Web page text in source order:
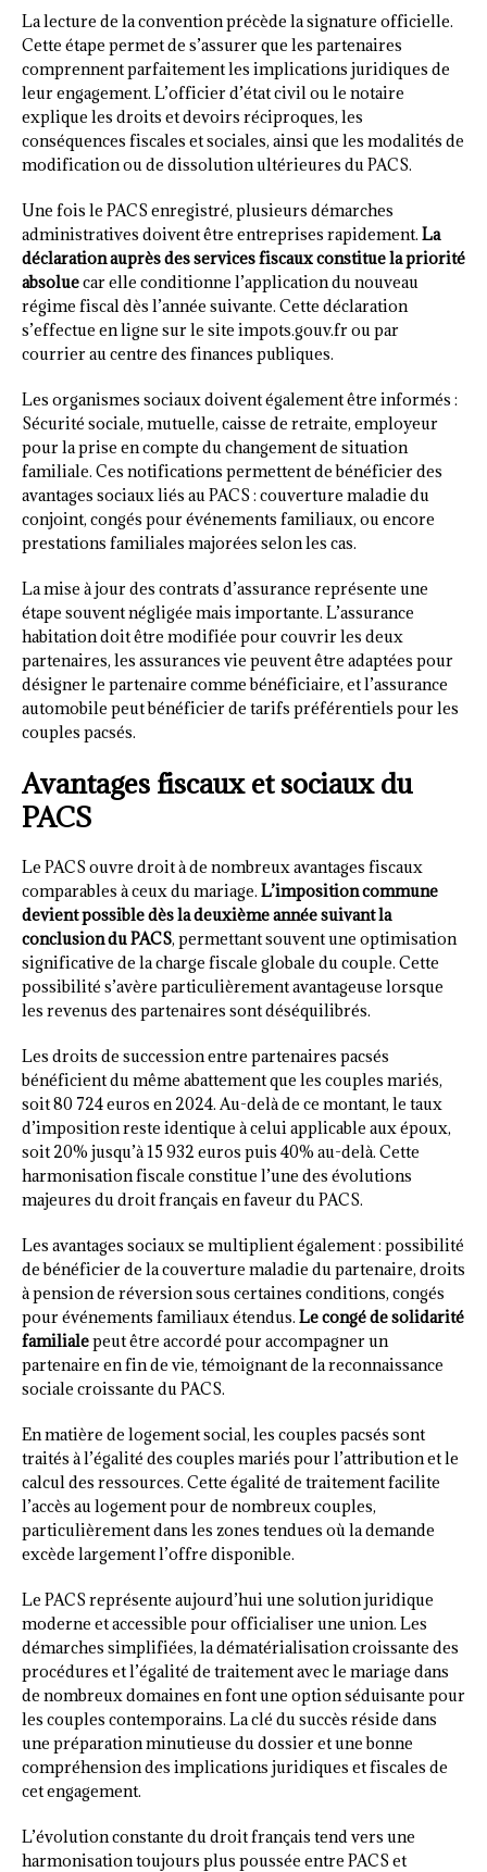
La lecture de la convention précède la signature officielle.
Cette étape permet de s’assurer que les partenaires
comprennent parfaitement les implications juridiques de
leur engagement. L’officier d’état civil ou le notaire
explique les droits et devoirs réciproques, les
conséquences fiscales et sociales, ainsi que les modalités de
modification ou de dissolution ultérieures du PACS.
Une fois le PACS enregistré, plusieurs démarches
administratives doivent être entreprises rapidement. La
déclaration auprès des services fiscaux constitue la priorité
absoluecar elle conditionne l’application du nouveau
régime fiscal dès l’année suivante. Cette déclaration
s’effectue en ligne sur le site impots.gouv.fr ou par
courrier au centre des finances publiques.
Les organismes sociaux doivent également être informés :
Sécurité sociale, mutuelle, caisse de retraite, employeur
pour la prise en compte du changement de situation
familiale. Ces notifications permettent de bénéficier des
avantages sociaux liés au PACS : couverture maladie du
conjoint, congés pour événements familiaux, ou encore
prestations familiales majorées selon les cas.
La mise à jour des contrats d’assurance représente une
étape souvent négligée mais importante. L’assurance
habitation doit être modifiée pour couvrir les deux
partenaires, les assurances vie peuvent être adaptées pour
désigner le partenaire comme bénéficiaire, et l’assurance
automobile peut bénéficier de tarifs préférentiels pour les
couples pacsés.
Avantages fiscaux et sociaux du
PACS
Le PACS ouvre droit à de nombreux avantages fiscaux
comparables à ceux du mariage. L’imposition commune
devient possible dès la deuxième année suivant la
conclusion du PACS, permettant souvent une optimisation
significative de la charge fiscale globale du couple. Cette
possibilité s’avère particulièrement avantageuse lorsque
les revenus des partenaires sont déséquilibrés.
Les droits de succession entre partenaires pacsés
bénéficient du même abattement que les couples mariés,
soit 80 724 euros en 2024. Au-delà de ce montant, le taux
d’imposition reste identique à celui applicable aux époux,
soit 20% jusqu’à 15 932 euros puis 40% au-delà. Cette
harmonisation fiscale constitue l’une des évolutions
majeures du droit français en faveur du PACS.
Les avantages sociaux se multiplient également : possibilité
de bénéficier de la couverture maladie du partenaire, droits
à pension de réversion sous certaines conditions, congés
pour événements familiaux étendus. Le congé de solidarité
familialepeut être accordé pour accompagner un
partenaire en fin de vie, témoignant de la reconnaissance
sociale croissante du PACS.
En matière de logement social, les couples pacsés sont
traités à l’égalité des couples mariés pour l’attribution et le
calcul des ressources. Cette égalité de traitement facilite
l’accès au logement pour de nombreux couples,
particulièrement dans les zones tendues où la demande
excède largement l’offre disponible.
Le PACS représente aujourd’hui une solution juridique
moderne et accessible pour officialiser une union. Les
démarches simplifiées, la dématérialisation croissante des
procédures et l’égalité de traitement avec le mariage dans
de nombreux domaines en font une option séduisante pour
les couples contemporains. La clé du succès réside dans
une préparation minutieuse du dossier et une bonne
compréhension des implications juridiques et fiscales de
cet engagement.
L’évolution constante du droit français tend vers une
harmonisation toujours plus poussée entre PACS et